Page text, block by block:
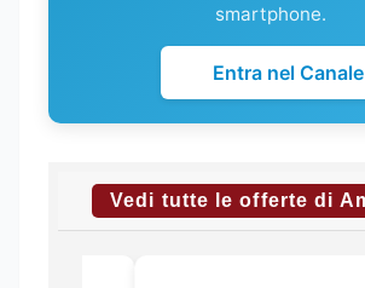
smartphone.
Entra nel Canale